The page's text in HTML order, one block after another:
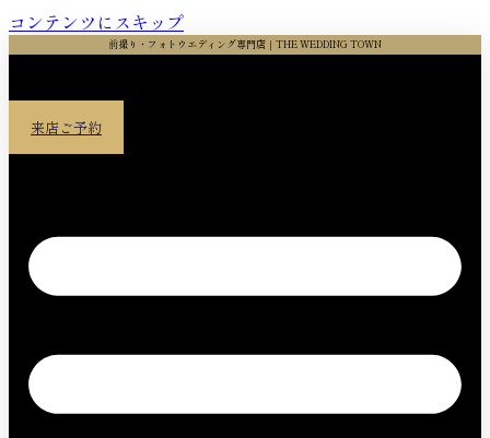
コンテンツにスキップ
前撮り・フォトウエディング専門店｜THE WEDDING TOWN
来店ご予約